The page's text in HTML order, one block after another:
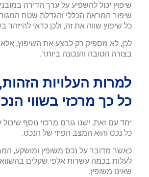
שיפוץ יכול להשפיע על ערך הדירה
שיפור המראה הכללי והגדלת שטח
כל שיפוץ שווה את זה, ולכן כדאי להיזהר
לכן, לא מספיק רק לבצע את השיפוץ,
בצורה הטובה והנכונה ביותר.
למרות העלויות
כל כך מרכזי בשווי
יחד עם זאת, ישנו גורם מרכזי נוסף
כל נכס והוא המצב הפיזי של הנכס.
כאשר מדובר על נכס משופץ ומושקע,
לעלות בכמה עשרות אלפי שקלים
שאינו משופץ.